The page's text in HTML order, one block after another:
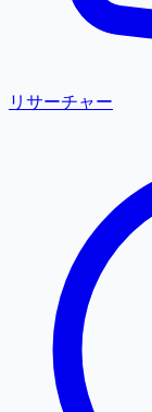
リサーチャー